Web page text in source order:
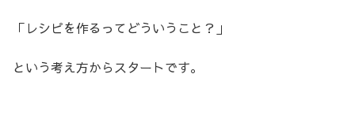
「レシピを作るってどういうこと？」
という考え方からスタートです。